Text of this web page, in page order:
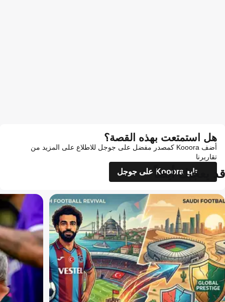
هل استمتعت بهذه القصة؟
أضف Kooora كمصدر مفضل على جوجل للاطلاع على المزيد من
تقاريرنا
تابع Kooora على جوجل
قد يعجبك أيضاً